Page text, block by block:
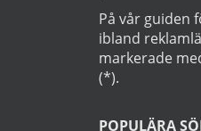
På vår guiden
ibland
markerade
(*).
POPULÄRA